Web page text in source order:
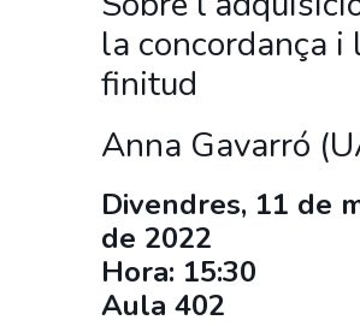
la concordança i
finitud
Anna Gavarró
Divendres, 11 de
de 2022
Hora: 15:30
Aula 402